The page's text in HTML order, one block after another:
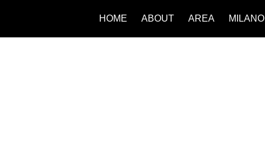
HOME ABOUT AREA MILANO